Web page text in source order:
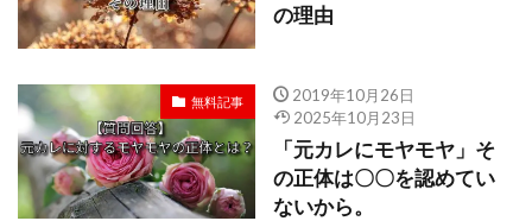
の理由
無料記事
2019年10月26日
2025年10月23日
「元カレにモヤモヤ」そ
の正体は〇〇を認めてい
ないから。